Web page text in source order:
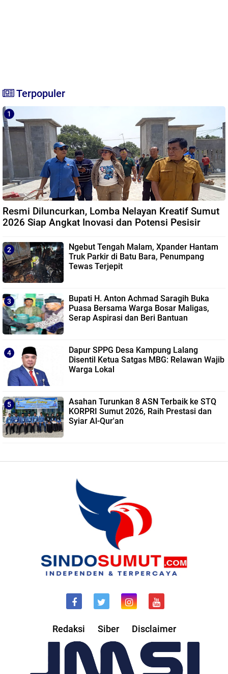
Terpopuler
Resmi Diluncurkan, Lomba Nelayan Kreatif Sumut
2026 Siap Angkat Inovasi dan Potensi Pesisir
Ngebut Tengah Malam, Xpander Hantam
Truk Parkir di Batu Bara, Penumpang
Tewas Terjepit
Bupati H. Anton Achmad Saragih Buka
Puasa Bersama Warga Bosar Maligas,
Serap Aspirasi dan Beri Bantuan
Dapur SPPG Desa Kampung Lalang
Disentil Ketua Satgas MBG: Relawan Wajib
Warga Lokal
Asahan Turunkan 8 ASN Terbaik ke STQ
KORPRI Sumut 2026, Raih Prestasi dan
Syiar Al-Qur'an
Redaksi Siber Disclaimer